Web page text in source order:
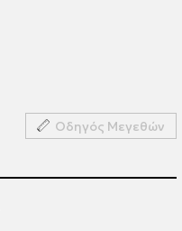
Οδηγός Μεγεθών